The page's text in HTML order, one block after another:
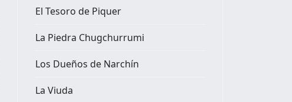
El Tesoro de Piquer
La Piedra Chugchurrumi
Los Dueños de Narchín
La Viuda